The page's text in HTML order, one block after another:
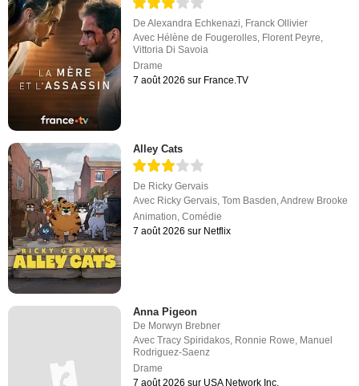
DeAlexandra Echkenazi Franck Ollivier
Avec Hélène de Fougerolles Florent Peyre
Vittoria Di Savoia
Drame
7 août 2026 sur France.TV
Alley Cats
De Ricky Gervais
Avec Ricky Gervais,Tom Basden,Andrew Brooke
Animation,Comédie
7 août 2026 sur Netflix
Anna Pigeon
De Morwyn Brebner
AvecTracy Spiridakos, Ronnie Rowe, Manuel
Rodriguez-Saenz
Drame
7 août 2026 sur USA Network Inc.